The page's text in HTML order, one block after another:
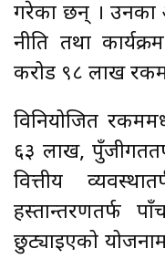
गरेका छन् । उनका
नीति तथा
करोड ९८ लाख
विनियोजित
६३ लाख,
वित्तीय
हस्तान्तरणतर्फ
छुट्याइएको